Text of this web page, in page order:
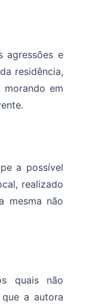
agressões e
residência,
morando em
a possível
realizado
mesma não
quais não
a autora